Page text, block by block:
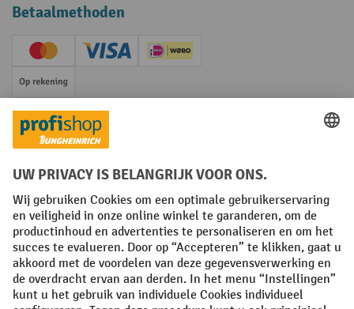
Betaalmethoden
Creditcard (Master)Creditcard (Visa)iDEAL | Wero
Op rekening
Sociale netwerken
Facebook
YouTube
LinkedIn
Instagram
Algemene leveringsvoorwaarden Copyright
Privacyverklaring Privacy Instellingen